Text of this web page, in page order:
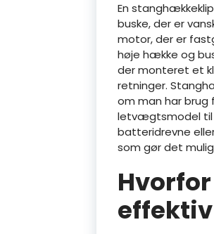
En
buske, der er
motor, der er
høje hække og
der monteret et
retninger.
om man har
letvægtsmodel til
batteridrevne
som gør det